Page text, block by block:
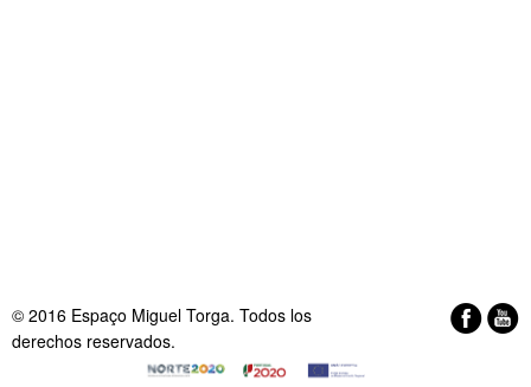
© 2016 Espaço Miguel Torga. Todos los
derechos reservados.